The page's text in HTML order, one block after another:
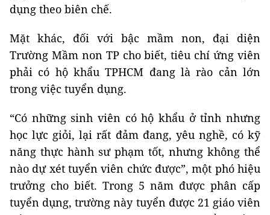
dụng theo biên chế.
Mặt khác, đối với bậc mầm non, đại diện
Trường Mầm non TP cho biết, tiêu chí ứng viên
phải có hộ khẩu TPHCM đang là rào cản lớn
trong việc tuyển dụng.
“Có những sinh viên có hộ khẩu ở tỉnh nhưng
học lực giỏi, lại rất đảm đang, yêu nghề, có kỹ
năng thực hành sư phạm tốt, nhưng không thể
nào dự xét tuyển viên chức được”, một phó hiệu
trưởng cho biết. Trong 5 năm được phân cấp
tuyển dụng, trường này tuyển được 21 giáo viên